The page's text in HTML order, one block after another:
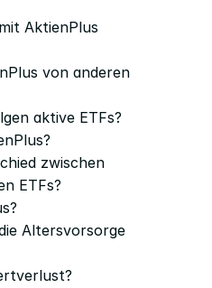
AktienPlus
von anderen
aktive ETFs?
zwischen
ETFs?
Altersvorsorge